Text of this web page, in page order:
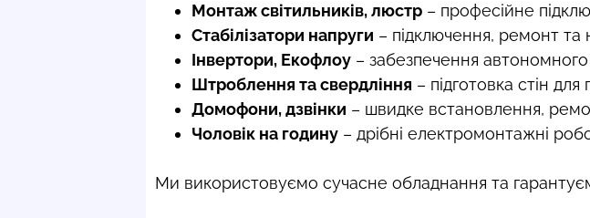
Монтаж світильників, люстр – професійне
Стабілізатори напруги – підключення, ремонт та
Інвертори, Екофлоу – забезпечення
Штроблення та свердління – підготовка стін
Домофони, дзвінки – швидке встановлення,
Чоловік на годину – дрібні електромонтажні
Ми використовуємо сучасне обладнання та